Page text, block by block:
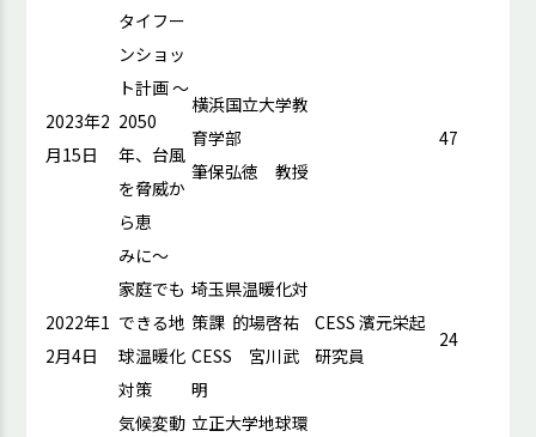
2023年2
月15日
タイフー
ンショッ
ト計画 ～
2050
年、台風
を脅威か
ら恵
みに～
横浜国立大学教
育学部
筆保弘徳 教授
47
2022年1
2月4日
家庭でも
できる地
球温暖化
対策
埼玉県温暖化対
策課 的場啓祐
CESS 宮川武
明
CESS 濱元栄起
研究員
24
気候変動 立正大学地球環